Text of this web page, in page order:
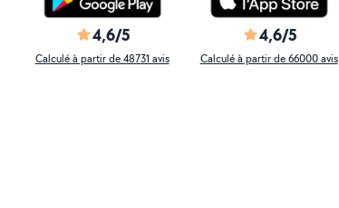
4,6/5
Calculé à partir de 48731 avis
4,6/5
Calculé à partir de 66000 avis